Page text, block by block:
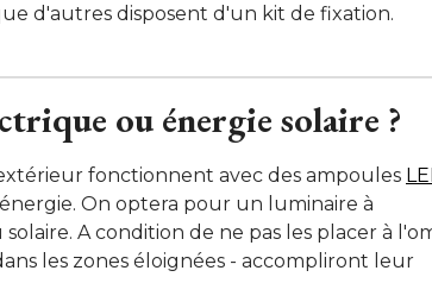
d'autres disposent d'un kit de fixation.
ou énergie solaire ?
fonctionnent avec des ampoules
On optera pour un luminaire à
A condition de ne pas les placer à
les zones éloignées - accompliront leur